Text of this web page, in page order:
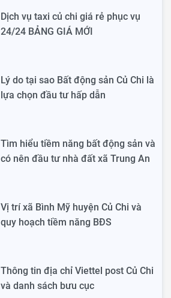
Dịch vụ taxi củ chi giá rẻ phục vụ
24/24 BẢNG GIÁ MỚI
Lý do tại sao Bất động sản Củ Chi là
lựa chọn đầu tư hấp dẫn
Tìm hiểu tiềm năng bất động sản và
có nên đầu tư nhà đất xã Trung An
Vị trí xã Bình Mỹ huyện Củ Chi và
quy hoạch tiềm năng BĐS
Thông tin địa chỉ Viettel post Củ Chi
và danh sách bưu cục